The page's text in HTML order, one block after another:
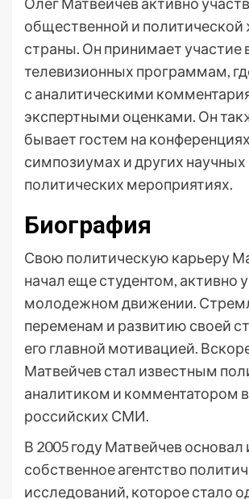
общественной и политической
страны. Он принимает участие
телевизионных программам,
с аналитическими
экспертными оценками. Он
бывает гостем на
симпозиумах и других научных
политических мероприятиях.
Биография
Свою политическую карьеру
начал еще студентом, активно
молодежном движении.
переменам и развитию своей
его главной мотивацией.
Матвейчев стал известным
аналитиком и комментатором
российских СМИ.
В 2005 году Матвейчев основал
собственное агентство
исследований, которое стало